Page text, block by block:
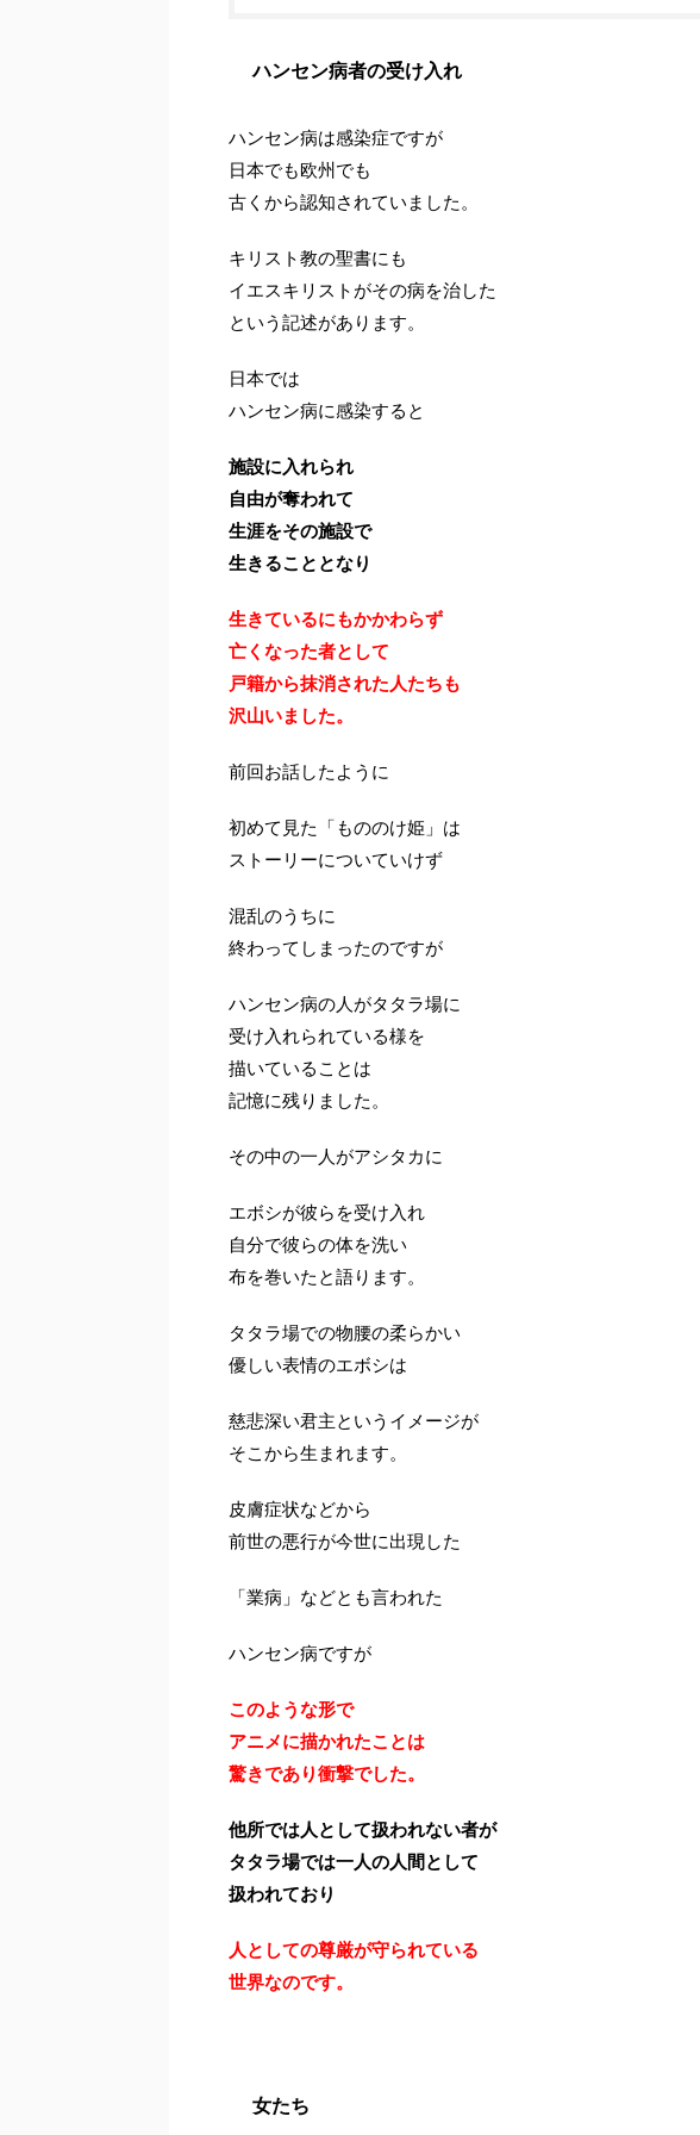
ハンセン病者の受け入れ
ハンセン病は感染症ですが
日本でも欧州でも
古くから認知されていました。
キリスト教の聖書にも
イエスキリストがその病を治した
という記述があります。
日本では
ハンセン病に感染すると
施設に入れられ
自由が奪われて
生涯をその施設で
生きることとなり
生きているにもかかわらず
亡くなった者として
戸籍から抹消された人たちも
沢山いました。
前回お話したように
初めて見た「もののけ姫」は
ストーリーについていけず
混乱のうちに
終わってしまったのですが
ハンセン病の人がタタラ場に
受け入れられている様を
描いていることは
記憶に残りました。
その中の一人がアシタカに
エボシが彼らを受け入れ
自分で彼らの体を洗い
布を巻いたと語ります。
タタラ場での物腰の柔らかい
優しい表情のエボシは
慈悲深い君主というイメージが
そこから生まれます。
皮膚症状などから
前世の悪行が今世に出現した
「業病」などとも言われた
ハンセン病ですが
このような形で
アニメに描かれたことは
驚きであり衝撃でした。
他所では人として扱われない者が
タタラ場では一人の人間として
扱われており
人としての尊厳が守られている
世界なのです。
女たち